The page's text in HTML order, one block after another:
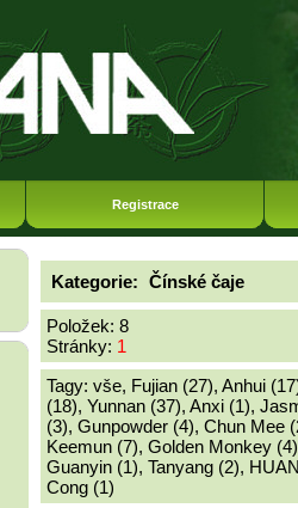
Registrace
Kategorie: Čínské čaje
Položek: 8
Stránky: 1
Tagy: vše, Fujian (27), Anhui
(18), Yunnan (37), Anxi (1),
(3), Gunpowder (4), Chun Mee
Keemun (7), Golden Monkey (4)
Guanyin (1), Tanyang (2),
Cong (1)